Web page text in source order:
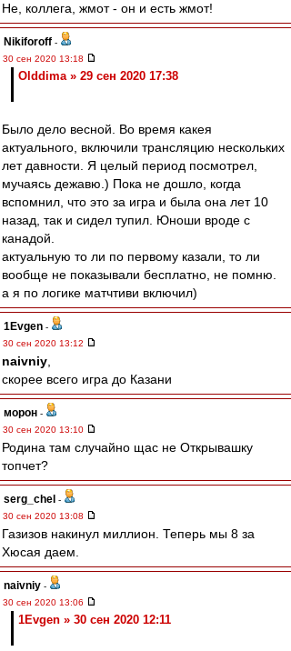
Не, коллега, жмот - он и есть жмот!
Nikiforoff -
30 сен 2020 13:18
Olddima » 29 сен 2020 17:38
Было дело весной. Во время какея
актуального, включили трансляцию нескольких
лет давности. Я целый период посмотрел,
мучаясь дежавю.) Пока не дошло, когда
вспомнил, что это за игра и была она лет 10
назад, так и сидел тупил. Юноши вроде с
канадой.
актуальную то ли по первому казали, то ли
вообще не показывали бесплатно, не помню.
а я по логике матчтиви включил)
1Evgen -
30 сен 2020 13:12
naivniy
скорее всего игра до Казани
морон -
30 сен 2020 13:10
Родина там случайно щас не Открывашку
топчет?
serg_chel -
30 сен 2020 13:08
Газизов накинул миллион. Теперь мы 8 за
Хюсая даем.
naivniy -
30 сен 2020 13:06
1Evgen » 30 сен 2020 12:11